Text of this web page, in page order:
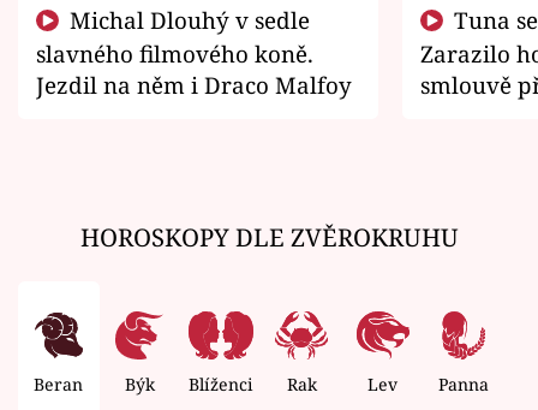
slavného filmového koně.
Jezdil na něm i Draco Malfoy
Zarazilo
smlouvě
HOROSKOPY DLE ZVĚROKRUHU
Beran Býk Blíženci Rak Lev Panna